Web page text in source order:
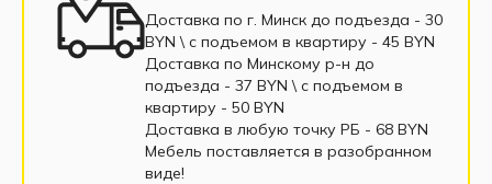
Трёхместные диван
Односпальные диваны
Софа
Диваны с пенополиуретаном
Диваны пантограф
Диваны с пружинным блоком
Доставка по г. Минск до подъезда - 30
BYN \ c подъемом в квартиру - 45 BYN
Доставка по Минскому р-н до
подъезда - 37 BYN \ c подъемом в
квартиру - 50 BYN
Доставка в любую точку РБ - 68 BYN
Мебель поставляется в разобранном
виде!